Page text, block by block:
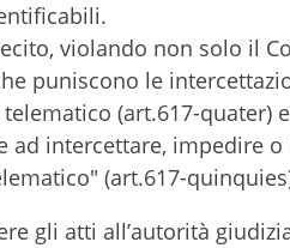
violando non solo il
puniscono le
(art.617-quater)
ad intercettare, impedire
(art.617-
gli atti all’autorità